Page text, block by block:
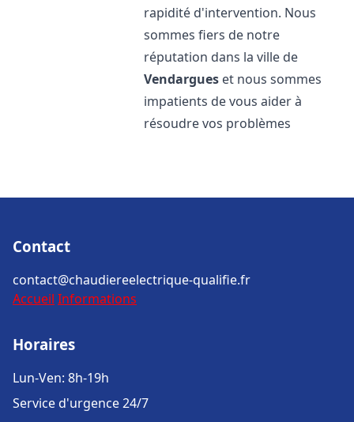
rapidité d'intervention. Nous
sommes fiers de notre
réputation dans la ville de
Vendargues et nous sommes
impatients de vous aider à
résoudre vos problèmes
Contact
contact@chaudiereelectrique-qualifie.fr
Accueil Informations
Horaires
Lun-Ven: 8h-19h
Service d'urgence 24/7